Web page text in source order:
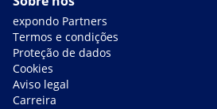
expondo Partners
Termos e condições
Proteção de dados
Cookies
Aviso legal
Carreira